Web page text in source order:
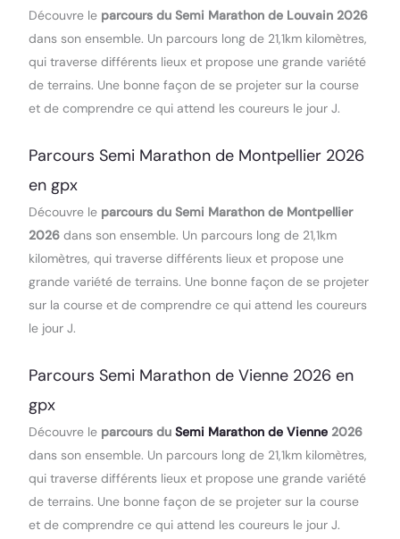
Découvre le parcours du Semi Marathon de Louvain 2026
dans son ensemble. Un parcours long de 21,1km kilomètres,
qui traverse différents lieux et propose une grande variété
de terrains. Une bonne façon de se projeter sur la course
et de comprendre ce qui attend les coureurs le jour J.
Parcours Semi Marathon de Montpellier 2026
en gpx
Découvre le parcours du Semi Marathon de Montpellier
2026dans son ensemble. Un parcours long de 21,1km
kilomètres, qui traverse différents lieux et propose une
grande variété de terrains. Une bonne façon de se projeter
sur la course et de comprendre ce qui attend les coureurs
le jour J.
Parcours Semi Marathon de Vienne 2026 en
gpx
Découvre le parcours du Semi Marathon de Vienne2026
dans son ensemble. Un parcours long de 21,1km kilomètres,
qui traverse différents lieux et propose une grande variété
de terrains. Une bonne façon de se projeter sur la course
et de comprendre ce qui attend les coureurs le jour J.